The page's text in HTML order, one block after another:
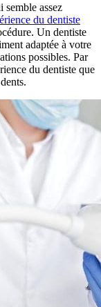
semble assez
du dentiste
Un dentiste
adaptée à votre
possibles. Par
du dentiste que